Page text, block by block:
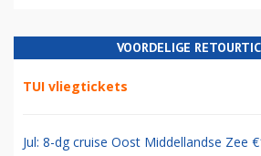
VOORDELIGE
TUI vliegtickets
Jul: 8-dg cruise Oost Middellandse Zee